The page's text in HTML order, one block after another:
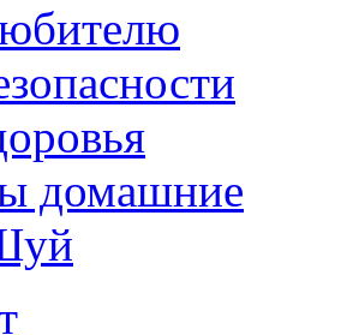
домашние